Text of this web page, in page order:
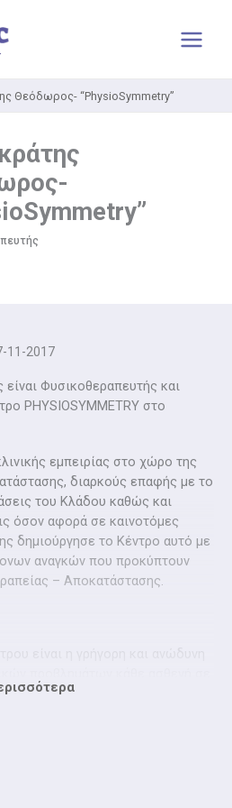
Θεόδωρος- “PhysioSymmetry”
11-2017
Φυσικοθεραπευτής και
PHYSIOSYMMETRY στο
εμπειρίας στο χώρο της
διαρκούς επαφής με το
του Κλάδου καθώς και
όσον αφορά σε καινοτόμες
δημιούργησε το Κέντρο αυτό με
αναγκών που προκύπτουν
– Αποκατάστασης.
χώρο με έμπειρους θεραπευτές.
μετά από αξιολόγηση του
παρέμβαση βοηθά στην
που ενδέχεται να εμφανιστούν
στάση σώματος.